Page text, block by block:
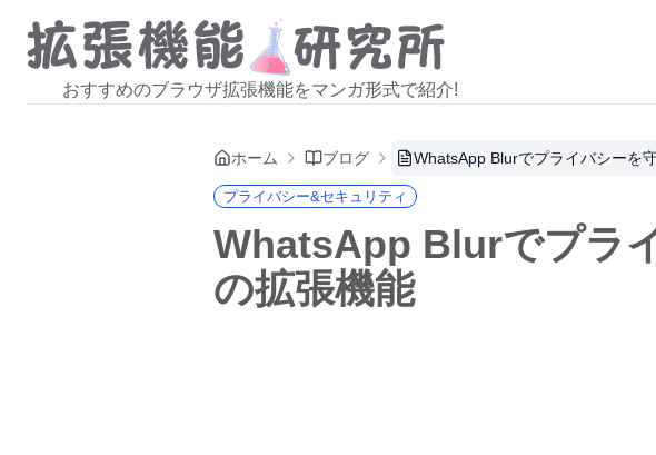
おすすめのブラウザ拡張機能をマンガ形式で紹介!
ホーム ブログ WhatsApp Blurでプライバシーを
プライバシー&セキュリティ
WhatsApp Blurでプラ
の拡張機能